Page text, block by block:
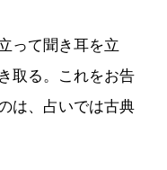
って聞き耳を立
取る。これをお告
は、占いでは古典